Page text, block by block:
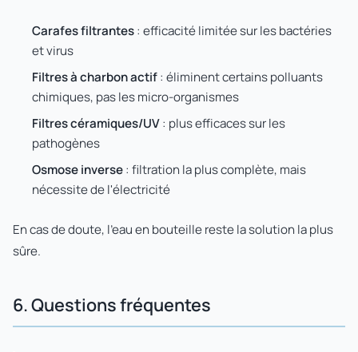
Carafes filtrantes: efficacité limitée sur les bactéries
et virus
Filtres à charbon actif: éliminent certains polluants
chimiques, pas les micro-organismes
Filtres céramiques/UV: plus efficaces sur les
pathogènes
Osmose inverse: filtration la plus complète, mais
nécessite de l'électricité
En cas de doute, l'eau en bouteille reste la solution la plus
sûre.
6. Questions fréquentes